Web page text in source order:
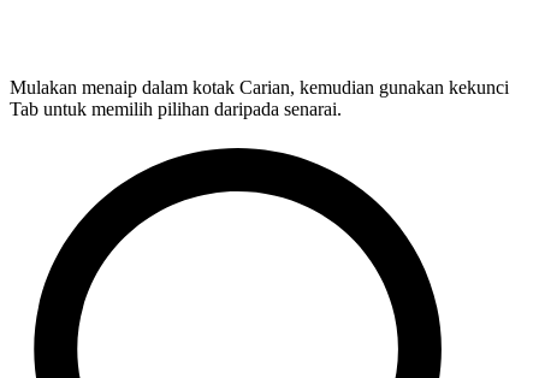
Mulakan menaip dalam kotak Carian, kemudian gunakan kekunci
Tab untuk memilih pilihan daripada senarai.